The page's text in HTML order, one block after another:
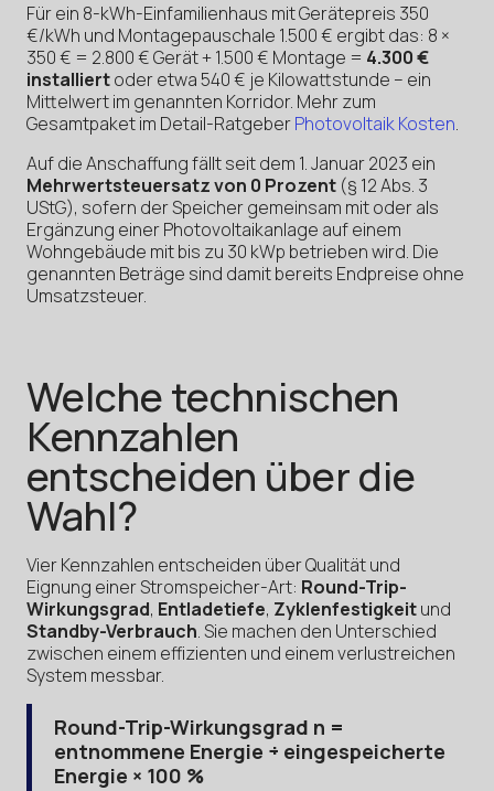
Für ein 8-kWh-Einfamilienhaus mit Gerätepreis 350
€/kWh und Montagepauschale 1.500 € ergibt das: 8 ×
350 € = 2.800 € Gerät + 1.500 € Montage = 4.300 €
installiertoder etwa 540 € je Kilowattstunde – ein
Mittelwert im genannten Korridor. Mehr zum
Gesamtpaket im Detail-RatgeberPhotovoltaik Kosten.
Auf die Anschaffung fällt seit dem 1. Januar 2023 ein
Mehrwertsteuersatz von 0 Prozent (§ 12 Abs. 3
UStG), sofern der Speicher gemeinsam mit oder als
Ergänzung einer Photovoltaikanlage auf einem
Wohngebäude mit bis zu 30 kWp betrieben wird. Die
genannten Beträge sind damit bereits Endpreise ohne
Umsatzsteuer.
Welche technischen
Kennzahlen
entscheiden über die
Wahl?
Vier Kennzahlen entscheiden über Qualität und
Eignung einer Stromspeicher-Art: Round-Trip-
Wirkungsgrad, Entladetiefe, Zyklenfestigkeitund
Standby-Verbrauch. Sie machen den Unterschied
zwischen einem effizienten und einem verlustreichen
System messbar.
Round-Trip-Wirkungsgrad η =
entnommene Energie ÷ eingespeicherte
Energie × 100 %